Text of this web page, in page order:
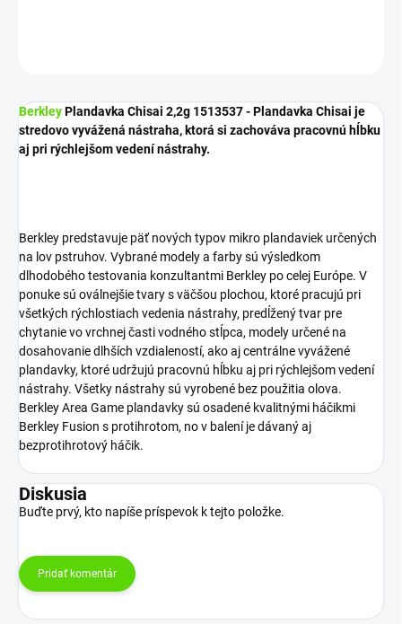
BerkleyPlandavka Chisai 2,2g 1513537 - Plandavka Chisai je
stredovo vyvážená nástraha, ktorá si zachováva pracovnú hĺbku
aj pri rýchlejšom vedení nástrahy.
Berkley predstavuje päť nových typov mikro plandaviek určených
na lov pstruhov. Vybrané modely a farby sú výsledkom
dlhodobého testovania konzultantmi Berkley po celej Európe. V
ponuke sú oválnejšie tvary s väčšou plochou, ktoré pracujú pri
všetkých rýchlostiach vedenia nástrahy, predĺžený tvar pre
chytanie vo vrchnej časti vodného stĺpca, modely určené na
dosahovanie dlhších vzdialeností, ako aj centrálne vyvážené
plandavky, ktoré udržujú pracovnú hĺbku aj pri rýchlejšom vedení
nástrahy. Všetky nástrahy sú vyrobené bez použitia olova.
Berkley Area Game plandavky sú osadené kvalitnými háčikmi
Berkley Fusion s protihrotom, no v balení je dávaný aj
bezprotihrotový háčik.
Diskusia
Buďte prvý, kto napíše príspevok k tejto položke.
Pridať komentár